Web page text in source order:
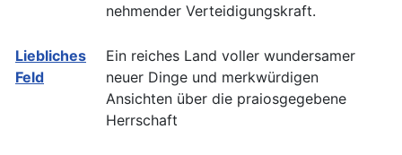
nehmender Verteidigungskraft.
Liebliches
Feld
Ein reiches Land voller wundersamer
neuer Dinge und merkwürdigen
Ansichten über die praiosgegebene
Herrschaft